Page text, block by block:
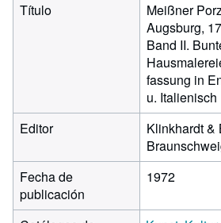
Título
Meißner
Augsburg,
Band II.
fassung in
u. Italienisch
Editor
Klinkhardt &
Fecha de
publicación
1972